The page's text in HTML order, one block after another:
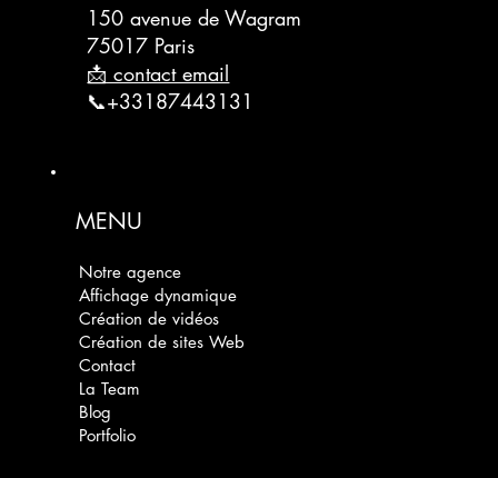
150 avenue de Wagram
75017 Paris
📩 contact email
📞+33187443131
MENU
Notre agence
Affichage dynamique
Création de vidéos
Création de sites Web
Contact
La Team
Blog
Portfolio